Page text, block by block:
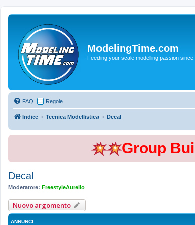
ModelingTime.com
Feeding your scale modelling passion since
FAQ Regole
Indice Tecnica Modellistica Decal
Group
Decal
Moderatore: FreestyleAurelio
Nuovo argomento
ANNUNCI